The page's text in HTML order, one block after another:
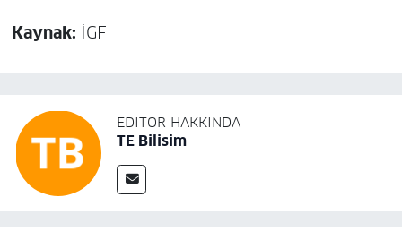
Kaynak: İGF
EDITÖR HAKKINDA
TE Bilisim